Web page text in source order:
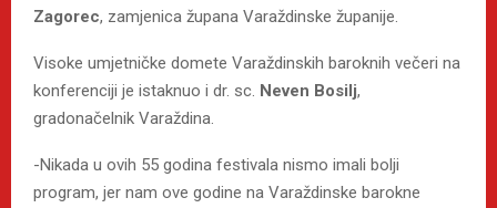
Zagorec, zamjenica župana Varaždinske županije.
Visoke umjetničke domete Varaždinskih baroknih večeri na
konferenciji je istaknuo i dr. sc. Neven Bosilj,
gradonačelnik Varaždina.
-Nikada u ovih 55 godina festivala nismo imali bolji
program, jer nam ove godine na Varaždinske barokne